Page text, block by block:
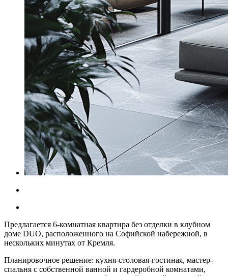
Предлагается 6-комнатная квартира без отделки в клубном
доме DUO, расположенного на Софийской набережной, в
нескольких минутах от Кремля.
Планировочное решение: кухня-столовая-гостиная, мастер-
спальня с собственной ванной и гардеробной комнатами,